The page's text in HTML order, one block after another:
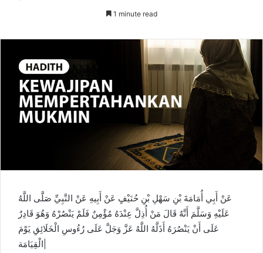
1 minute read
عَنْ أَبِي أُمَامَةَ بْنِ سَهْلِ بْنِ حُنَيْفٍ عَنْ أَبِيهِ عَنْ النَّبِيِّ صَلَّى اللَّهُ
عَلَيْهِ وَسَلَّمَ أَنَّهُ قَالَ مَنْ أُذِلَّ عِنْدَهُ مُؤْمِنٌ فَلَمْ يَنْصُرْهُ وَهُوَ قَادِرٌ
عَلَى أَنْ يَنْصُرَهُ أَذَلَّهُ اللَّهُ عَزَّ وَجَلَّ عَلَى رُءُوسِ الْخَلَائِقِ يَوْمَ